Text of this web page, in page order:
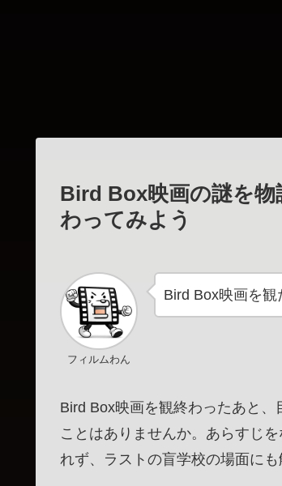
Bird Box映画の謎を
わってみよう
フィルムわん
Bird Box映画を観
Bird Box映画を観終わったあと、
ことはありませんか。あらすじ
れず、ラストの盲学校の場面に